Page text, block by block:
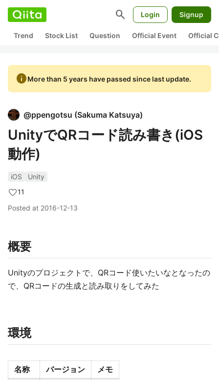
search Login Signup
Trend Stock List Question Official Event Official
infoMore than 5 years have passed since last update.
@ppengotsu (Sakuma Katsuya)
UnityでQRコード読み書き(iOS
動作)
iOS
Unity
11
Posted at 2016-12-13
概要
Unityのプロジェクトで、QRコード使いたいなとなったの
で、QRコードの生成と読み取りをしてみた
環境
名称 バージョン
メモ